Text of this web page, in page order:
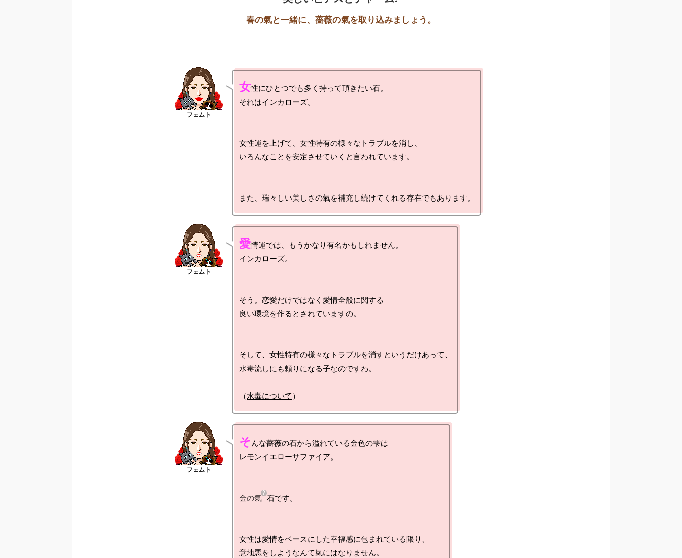
女性にひとつでも多く持って頂きたい石。
それはインカローズ。
女性運を上げて、女性特有の様々なトラブルを消し、
いろんなことを安定させていくと言われています。
愛情運では、もうかなり有名かもしれません。
インカローズ。
そう。恋愛だけではなく愛情全般に関する
良い環境を作るとされていますの。
そして、女性特有の様々なトラブルを消すというだけあって、
水毒流しにも頼りになる子なのですわ。
（水毒について
そんな薔薇の石から溢れている金色の雫は
レモンイエローサファイア。
金の氣 石です。
女性は愛情をベースにした幸福感に包まれている限り、
意地悪をしようなんて氣にはなりません。